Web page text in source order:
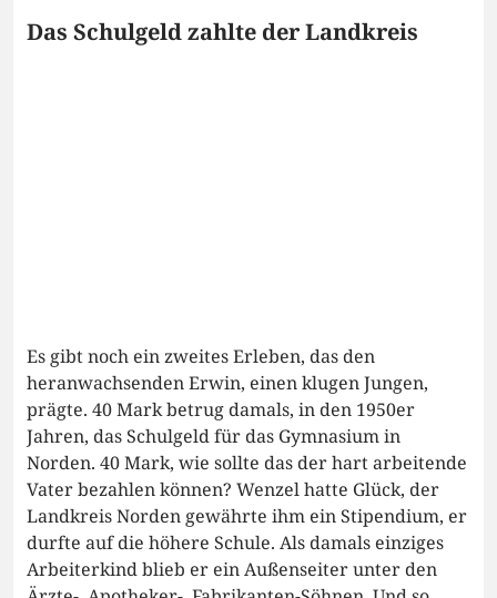
Das Schulgeld zahlte der Landkreis
Es gibt noch ein zweites Erleben, das den
heranwachsenden Erwin, einen klugen Jungen,
prägte. 40 Mark betrug damals, in den 1950er
Jahren, das Schulgeld für das Gymnasium in
Norden. 40 Mark, wie sollte das der hart arbeitende
Vater bezahlen können? Wenzel hatte Glück, der
Landkreis Norden gewährte ihm ein Stipendium, er
durfte auf die höhere Schule. Als damals einziges
Arbeiterkind blieb er ein Außenseiter unter den